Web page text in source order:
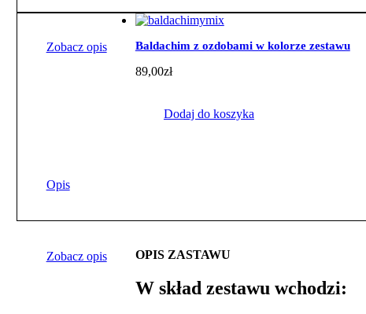
Zobacz opis Baldachim z ozdobami w kolorze zestawu
89,00zł
Dodaj do koszyka
Opis
Zobacz opis
OPIS ZASTAWU
W skład zestawu wchodzi: